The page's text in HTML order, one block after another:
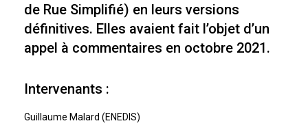
de Rue Simplifié) en leurs versions
définitives. Elles avaient fait l’objet d’un
appel à commentaires en octobre 2021.
Intervenants :
Guillaume Malard (ENEDIS)